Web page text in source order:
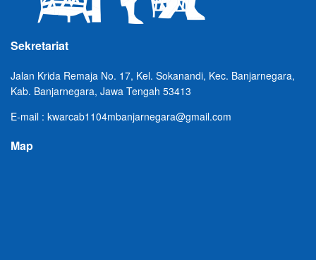
Sekretariat
Jalan Krida Remaja No. 17, Kel. Sokanandi, Kec. Banjarnegara,
Kab. Banjarnegara, Jawa Tengah 53413
E-mail : kwarcab1104mbanjarnegara@gmail.com
Map